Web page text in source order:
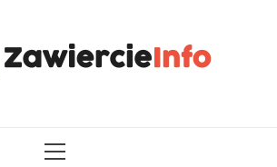
MENU